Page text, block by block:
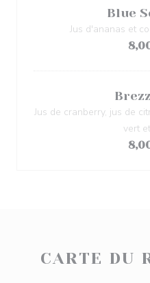
Blue
Jus d'ananas et
Jus de cranberry, jus de
vert
CARTE DU